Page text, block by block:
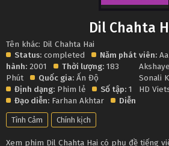
Dil Chahta
Tên khác: Dil Chahta Hai
Status: completed
Năm phát
hành: 2001 Thời lượng: 183
Phút
Quốc gia: Ấn Độ
Định dạng: Phim lẻ Số tập: 1
Đạo diễn: Farhan Akhtar Diễn
viên:
Sonali
HD
Tình Cảm Chính kịch
Xem phim Dil Chahta Hai có phụ đề tiếng